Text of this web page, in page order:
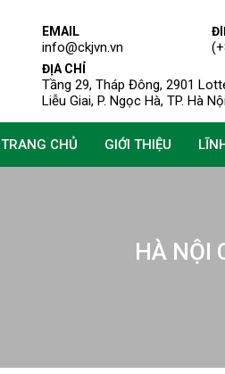
EMAIL
info@ckjvn.vn
ĐỊA CHỈ
Tầng 29, Tháp Đông, 2901
Liễu Giai, P. Ngọc Hà, TP. Hà
TRANG CHỦ GIỚI THIỆU
HÀ NỘI